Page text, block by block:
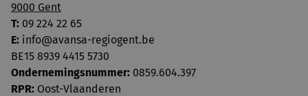
9000 Gent
T: 09 224 22 65
E: info@avansa-regiogent.be
BE15 8939 4415 5730
Ondernemingsnummer: 0859.604.397
RPR: Oost-Vlaanderen